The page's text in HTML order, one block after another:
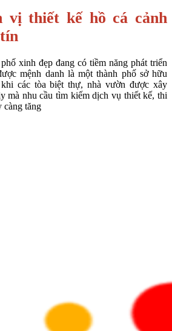
thiết kế hồ cá cảnh
xinh đẹp đang có tiềm năng phát triển
mệnh danh là một thành phố sở hữu
khi các tòa biệt thự, nhà vườn được xây
mà nhu cầu tìm kiếm dịch vụ thiết kế, thi
càng tăng